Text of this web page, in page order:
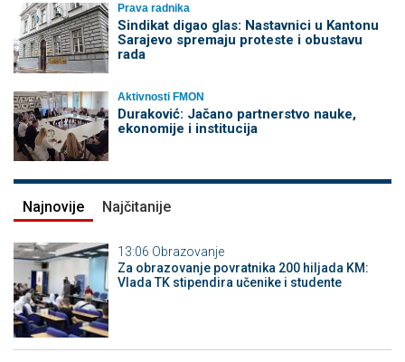
Prava radnika
Sindikat digao glas: Nastavnici u Kantonu
Sarajevo spremaju proteste i obustavu
rada
Aktivnosti FMON
Duraković: Jačano partnerstvo nauke,
ekonomije i institucija
Najnovije Najčitanije
13:06 Obrazovanje
Za obrazovanje povratnika 200 hiljada KM:
Vlada TK stipendira učenike i studente